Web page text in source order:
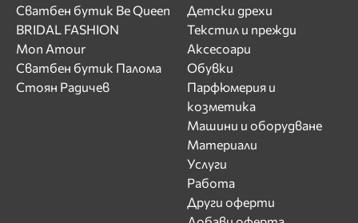
Сватбен бутик Be Queen
BRIDAL FASHION
Mon Amour
Сватбен бутик Палома
Стоян Радичев
Детски дрехи
Текстил и прежди
Аксесоари
Обувки
Парфюмерия и
козметика
Машини и оборудване
Материали
Услуги
Работа
Други оферти